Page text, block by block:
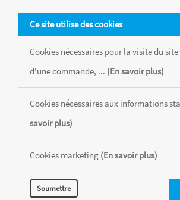
Feutres pinceaux pointes
Ces feutres pinceaux proposent une
résistante et de qualité avec une bague
permet de réaliser un trait fin à épais
exercée. Idéal pour les croquis, dessins,
illustrations, mangas, calligrapies. L'encre
Voir la gamme
Ce site utilise des cookies
Cookies nécessaires pour la visite du
d'une commande, ... (En savoir plus)
Cookies nécessaires aux informations
savoir plus)
Cookies marketing (En savoir plus)
Soumettre